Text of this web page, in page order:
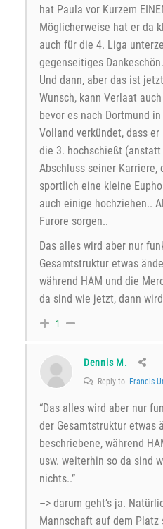
hat Paula vor Kurzem
Möglicherweise hat er da
auch für die 4. Liga
gegenseitiges
Und dann, aber das ist
Wunsch, kann Verlaat
bevor es nach Dortmund
Volland verkündet, dass
die 3. hochschießt
Abschluss seiner Karriere,
sportlich eine kleine
auch einige hochziehen..
Furore sorgen..
Das alles wird aber nur
Gesamtstruktur etwas
während HAM und die
da sind wie jetzt, dann
1
Dennis M.
Reply to Francis
“Das alles wird aber nur
der Gesamtstruktur etwas
beschriebene, während
usw. weiterhin so da sind
nichts..”
–> darum geht’s ja.
Mannschaft auf dem